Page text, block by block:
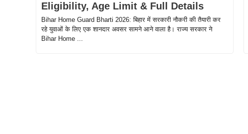
Eligibility, Age Limit & Full Details
Bihar Home Guard Bharti 2026: बिहार में सरकारी नौकरी की तैयारी कर
रहे युवाओं के लिए एक शानदार अवसर सामने आने वाला है। राज्य सरकार ने
Bihar Home ...